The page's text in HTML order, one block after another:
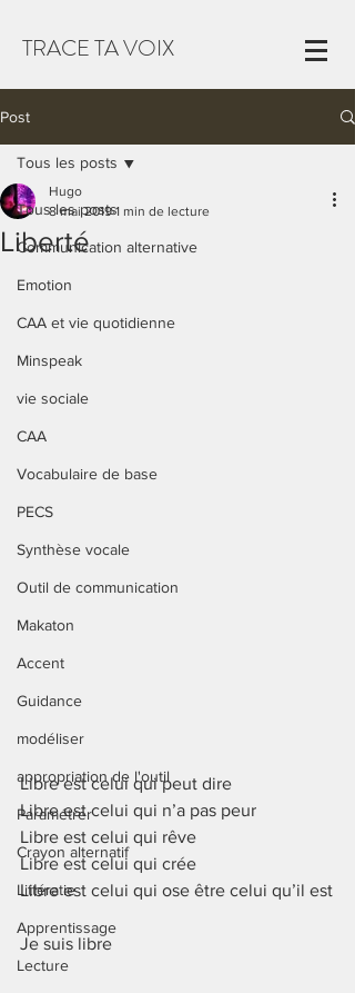
TRACE TA VOIX
Post
Tous les posts
Communication alternative
Emotion
CAA et vie quotidienne
Minspeak
vie sociale
CAA
Vocabulaire de base
PECS
Synthèse vocale
Outil de communication
Makaton
Accent
Guidance
modéliser
appropriation de l'outil
Paramétrer
Crayon alternatif
Littératie
Apprentissage
Lecture
Tous les posts
Liberté
Hugo
8 mai 2019 1 min de lecture
Libre est celui qui peut dire
Libre est celui qui n’a pas peur
Libre est celui qui rêve
Libre est celui qui crée
Libre est celui qui ose être celui qu’il est
Je suis libre